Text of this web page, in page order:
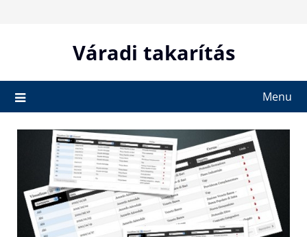
Váradi takarítás
Menu